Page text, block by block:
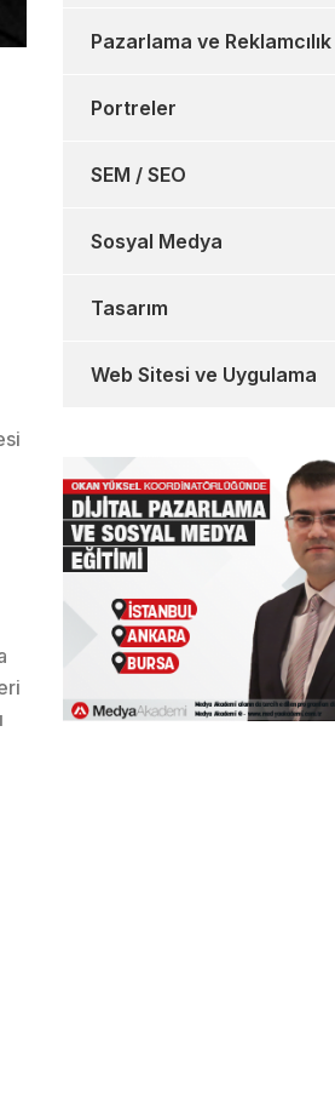
Pazarlama ve Reklamcılık
Portreler
SEM / SEO
Sosyal Medya
Tasarım
Web Sitesi ve Uygulama